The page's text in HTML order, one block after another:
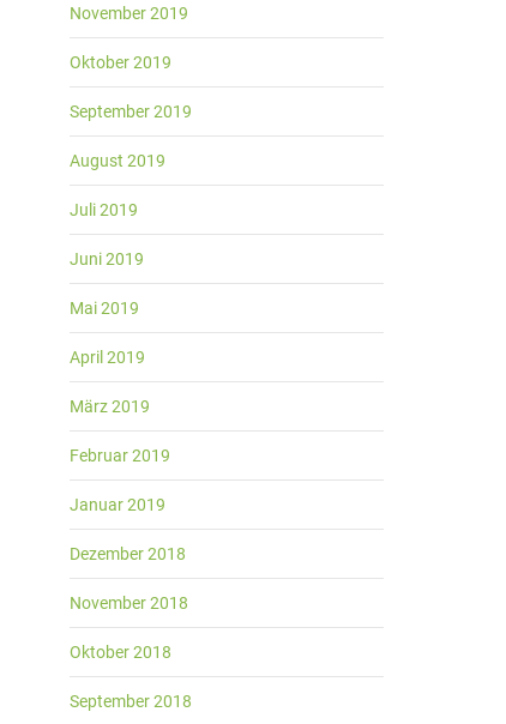
November 2019
Oktober 2019
September 2019
August 2019
Juli 2019
Juni 2019
Mai 2019
April 2019
März 2019
Februar 2019
Januar 2019
Dezember 2018
November 2018
Oktober 2018
September 2018